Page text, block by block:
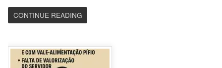
CONTINUE READING